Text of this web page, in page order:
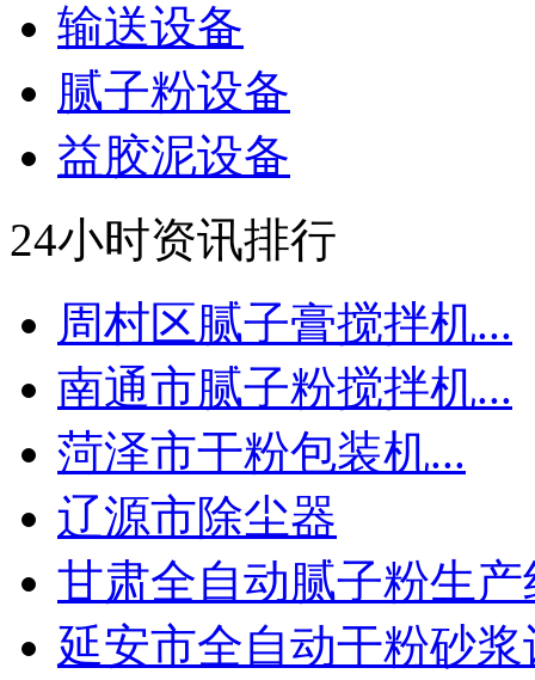
输送设备
腻子粉设备
益胶泥设备
24小时资讯排行
周村区腻子膏搅拌机...
南通市腻子粉搅拌机...
菏泽市干粉包装机...
辽源市除尘器
甘肃全自动腻子粉生产
延安市全自动干粉砂浆